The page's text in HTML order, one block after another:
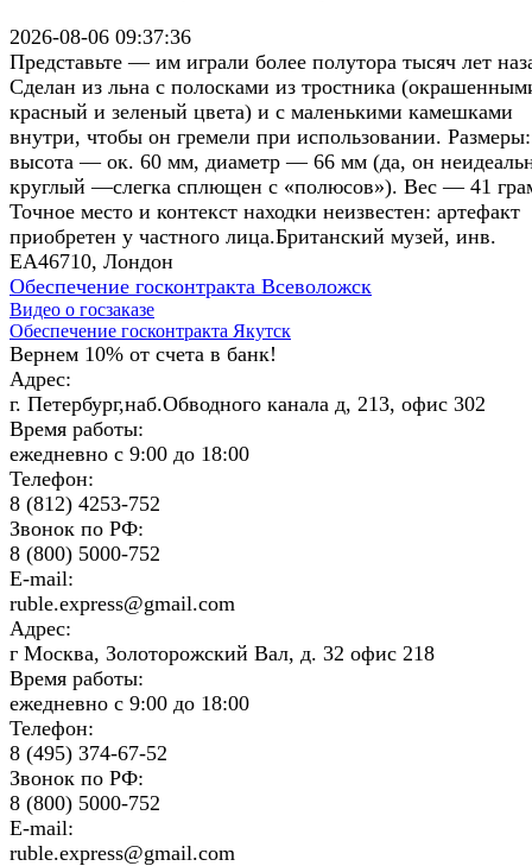
2026-08-06 09:37:36
Представьте — им играли более полутора тысяч лет
Сделан из льна с полосками из тростника
красный и зеленый цвета) и с маленькими камешками
внутри, чтобы он гремели при использовании. Размеры:
высота — ок. 60 мм, диаметр — 66 мм (да, он
круглый —слегка сплющен с «полюсов»). Вес — 41
Точное место и контекст находки неизвестен: артефакт
приобретен у частного лица.Британский музей, инв.
EA46710, Лондон
Обеспечение госконтракта Всеволожск
Видео о госзаказе
Обеспечение госконтракта Якутск
Вернем 10% от счета в банк!
Адрес:
г. Петербург,наб.Обводного канала д, 213, офис 302
Время работы:
ежедневно с 9:00 до 18:00
Телефон:
8 (812) 4253-752
Звонок по РФ:
8 (800) 5000-752
E-mail:
ruble.express@gmail.com
Адрес:
г Москва, Золоторожский Вал, д. 32 офис 218
Время работы:
ежедневно с 9:00 до 18:00
Телефон:
8 (495) 374-67-52
Звонок по РФ:
8 (800) 5000-752
E-mail:
ruble.express@gmail.com